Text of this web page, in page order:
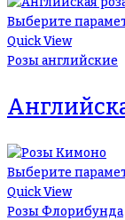
Выберите
Quick View
Розы английские
Выберите
Quick View
Розы Флорибунда